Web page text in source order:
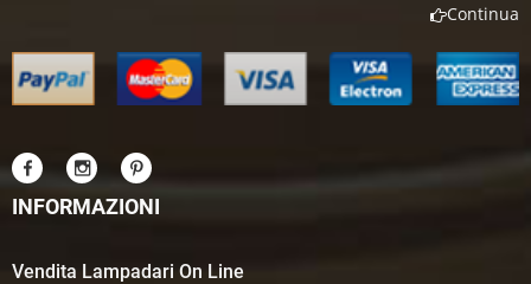
Continua
INFORMAZIONI
Vendita Lampadari On Line